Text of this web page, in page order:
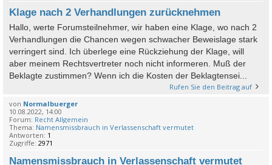
Klage nach 2 Verhandlungen zurücknehmen
Hallo, werte Forumsteilnehmer, wir haben eine Klage, wo nach 2
Verhandlungen die Chancen wegen schwacher Beweislage stark
verringert sind. Ich überlege eine Rückziehung der Klage, will
aber meinem Rechtsvertreter noch nicht informeren. Muß der
Beklagte zustimmen? Wenn ich die Kosten der Beklagtensei...
Rufen Sie den Beitrag auf
von Normalbuerger
10.08.2022, 14:00
Forum: Recht Allgemein
Thema: Namensmissbrauch in Verlassenschaft vermutet
Antworten: 1
Zugriffe: 2971
Namensmissbrauch in Verlassenschaft vermutet